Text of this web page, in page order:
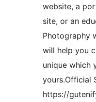
website, a
site, or an
Photography
will help you
unique which
yours.Official
https://